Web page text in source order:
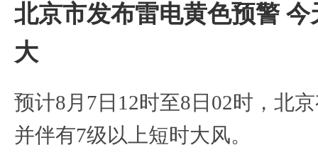
北京市发布雷电黄色预警
大
预计8月7日12时至8日02时，北
并伴有7级以上短时大风。